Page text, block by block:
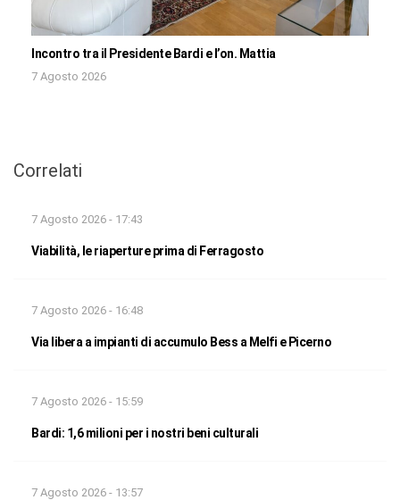
Incontro tra il Presidente Bardi e l’on. Mattia
7 Agosto 2026
Correlati
7 Agosto 2026 - 17:43
Viabilità, le riaperture prima di Ferragosto
7 Agosto 2026 - 16:48
Via libera a impianti di accumulo Bess a Melfi e Picerno
7 Agosto 2026 - 15:59
Bardi: 1,6 milioni per i nostri beni culturali
7 Agosto 2026 - 13:57